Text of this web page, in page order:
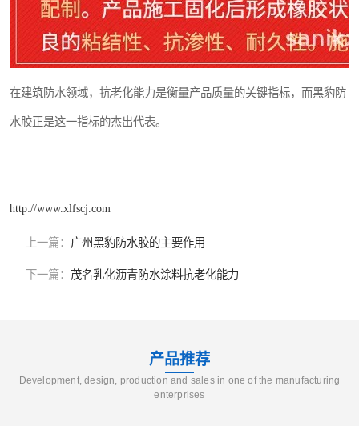
在建筑防水领域，抗老化能力是衡量产品质量的关键指标，而黑豹防
水胶正是这一指标的杰出代表。
http://www.xlfscj.com
上一篇： 广州黑豹防水胶的主要作用
下一篇： 茂名乳化沥青防水涂料抗老化能力
产品推荐
Development, design, production and sales in one of the manufacturing
enterprises